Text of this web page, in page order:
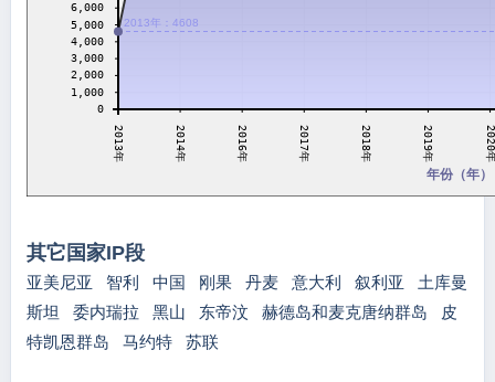
2013年：4608
0
1,000
2,000
3,000
4,000
5,000
6,000
2013年 2014年 2016年 2017年 2018年 2019年
年份（年）
其它国家IP段
亚美尼亚 智利 中国 刚果 丹麦 意大利 叙利亚
土库曼
斯坦
委内瑞拉 黑山 东帝汶 赫德岛和麦克唐纳群岛
皮
特凯恩群岛
马约特 苏联